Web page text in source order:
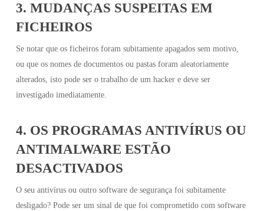
3. MUDANÇAS SUSPEITAS EM
FICHEIROS
Se notar que os ficheiros foram subitamente apagados sem motivo,
ou que os nomes de documentos ou pastas foram aleatoriamente
alterados, isto pode ser o trabalho de um hacker e deve ser
investigado imediatamente.
4. OS PROGRAMAS ANTIVÍRUS OU
ANTIMALWARE ESTÃO
DESACTIVADOS
O seu antivírus ou outro software de segurança foi subitamente
desligado? Pode ser um sinal de que foi comprometido com software